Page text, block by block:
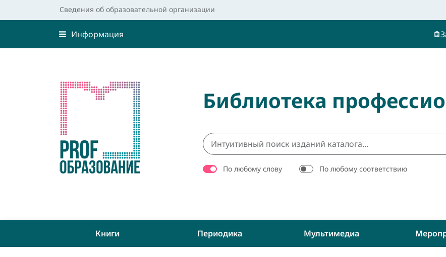
Сведения об образовательной организации
Информация
Библиотека
По любому слову По любому соответствию
Книги Периодика Мультимедиа